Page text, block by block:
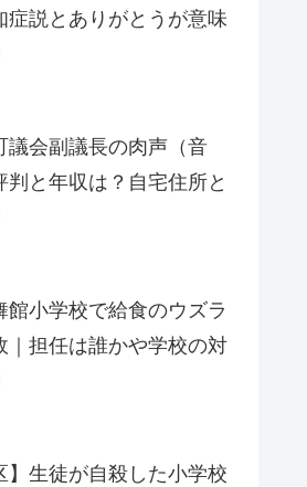
症説とありがとうが意味
議会副議長の肉声（音
判と年収は？自宅住所と
館小学校で給食のウズラ
｜担任は誰かや学校の対
】生徒が自殺した小学校